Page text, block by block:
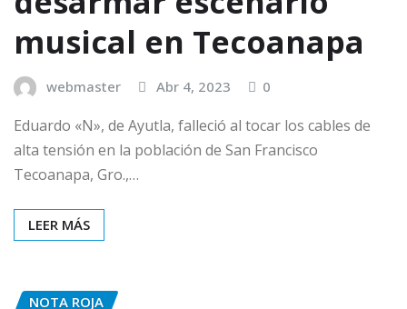
musical en Tecoanapa
webmaster Abr 4, 2023 0
Eduardo «N», de Ayutla, falleció al tocar los cables de
alta tensión en la población de San Francisco
Tecoanapa, Gro.,…
LEER MÁS
NOTA ROJA